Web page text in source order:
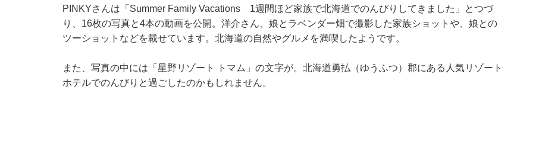
PINKYさんは「Summer Family Vacations 1週間ほど家族で北海道でのんびりしてきました」とつづ
り、16枚の写真と4本の動画を公開。洋介さん、娘とラベンダー畑で撮影した家族ショットや、娘との
ツーショットなどを載せています。北海道の自然やグルメを満喫したようです。
また、写真の中には「星野リゾート トマム」の文字が。北海道勇払（ゆうふつ）郡にある人気リゾート
ホテルでのんびりと過ごしたのかもしれません。